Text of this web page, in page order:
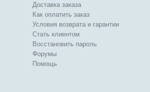
Доставка заказа
Как оплатить заказ
Условия возврата и гарантии
Стать клиентом
Восстановить пароль
Форумы
Помощь